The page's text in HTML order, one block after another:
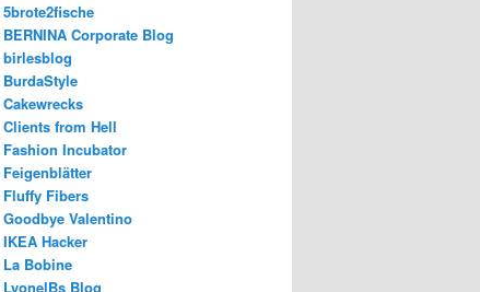
5brote2fische
BERNINA Corporate Blog
birlesblog
BurdaStyle
Cakewrecks
Clients from Hell
Fashion Incubator
Feigenblätter
Fluffy Fibers
Goodbye Valentino
IKEA Hacker
La Bobine
LyonelBs Blog